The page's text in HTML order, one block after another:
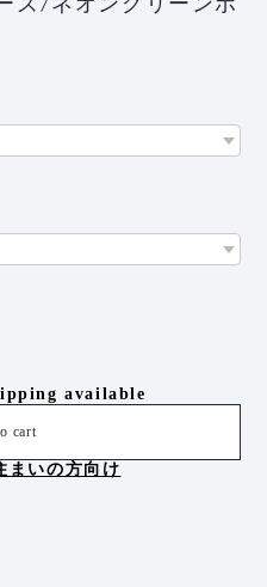
available
cart
まいの方向け